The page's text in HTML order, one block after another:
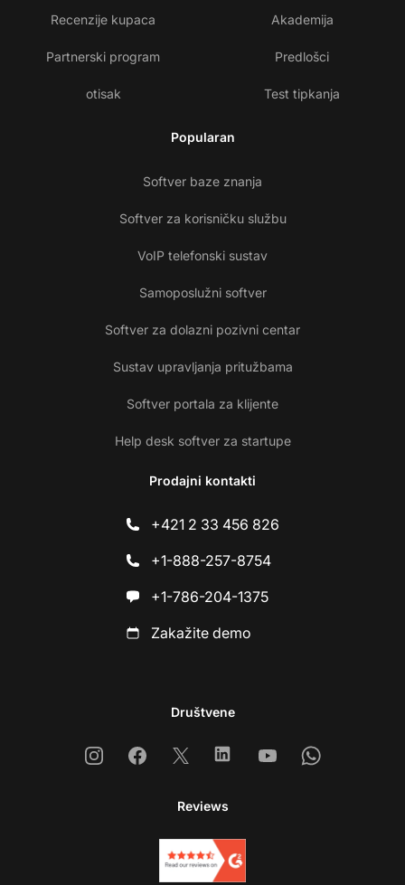
Recenzije kupaca
Partnerski program
otisak
Akademija
Predlošci
Test tipkanja
Popularan
Softver baze znanja
Softver za korisničku službu
VoIP telefonski sustav
Samoposlužni softver
Softver za dolazni pozivni centar
Sustav upravljanja pritužbama
Softver portala za klijente
Help desk softver za startupe
Prodajni kontakti
+421 2 33 456 826
+1-888-257-8754
+1-786-204-1375
Zakažite demo
Društvene
InstagramFacebook
X LinkedinYoutubeWhatsapp
Reviews